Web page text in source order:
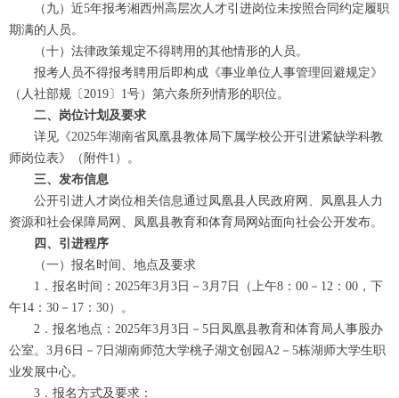
（九）近5年报考湘西州高层次人才引进岗位未按照合同约定履职
期满的人员。
（十）法律政策规定不得聘用的其他情形的人员。
报考人员不得报考聘用后即构成《事业单位人事管理回避规定》
（人社部规〔2019〕1号）第六条所列情形的职位。
二、岗位计划及要求
详见《2025年湖南省凤凰县教体局下属学校公开引进紧缺学科教
师岗位表》（附件1）。
三、发布信息
公开引进人才岗位相关信息通过凤凰县人民政府网、凤凰县人力
资源和社会保障局网、凤凰县教育和体育局网站面向社会公开发布。
四、引进程序
（一）报名时间、地点及要求
1．报名时间：2025年3月3日－3月7日（上午8：00－12：00，下
午14：30－17：30）。
2．报名地点：2025年3月3日－5日凤凰县教育和体育局人事股办
公室。3月6日－7日湖南师范大学桃子湖文创园A2－5栋湖师大学生职
业发展中心。
3．报名方式及要求：